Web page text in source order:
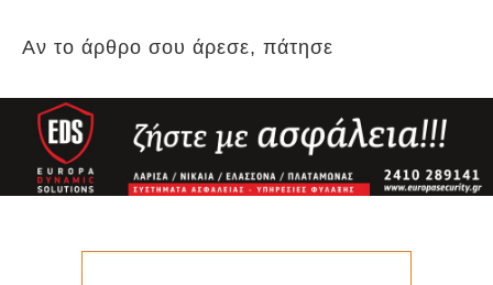
Αν το άρθρο σου άρεσε, πάτησε